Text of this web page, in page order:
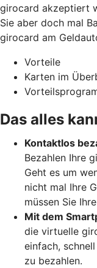
girocard akzeptiert
Sie aber doch mal
girocard am
Vorteile
Karten im
Das alles
Kontaktlos
Bezahlen Ihre
Geht es um
nicht mal Ihre
müssen Sie
Mit dem
die virtuelle
einfach,
zu bezahlen.